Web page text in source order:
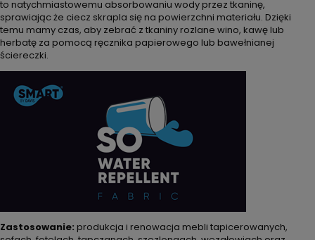
to natychmiastowemu absorbowaniu wody przez tkaninę,
sprawiając że ciecz skrapla się na powierzchni materiału. Dzięki
temu mamy czas, aby zebrać z tkaniny rozlane wino, kawę lub
herbatę za pomocą ręcznika papierowego lub bawełnianej
ściereczki.
Zastosowanie: produkcja i renowacja mebli tapicerowanych,